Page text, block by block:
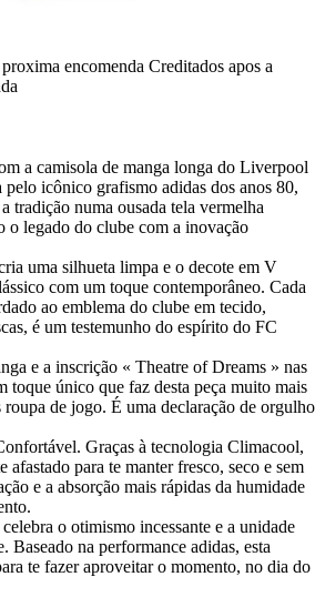
encomenda Creditados apos a
a camisola de manga longa do Liverpool
icônico grafismo adidas dos anos 80,
tradição numa ousada tela vermelha
o legado do clube com a inovação
uma silhueta limpa e o decote em V
com um toque contemporâneo. Cada
ao emblema do clube em tecido,
é um testemunho do espírito do FC
e a inscrição « Theatre of Dreams » nas
toque único que faz desta peça muito mais
roupa de jogo. É uma declaração de orgulho
Graças à tecnologia Climacool,
afastado para te manter fresco, seco e sem
e a absorção mais rápidas da humidade
o otimismo incessante e a unidade
Baseado na performance adidas, esta
te fazer aproveitar o momento, no dia do